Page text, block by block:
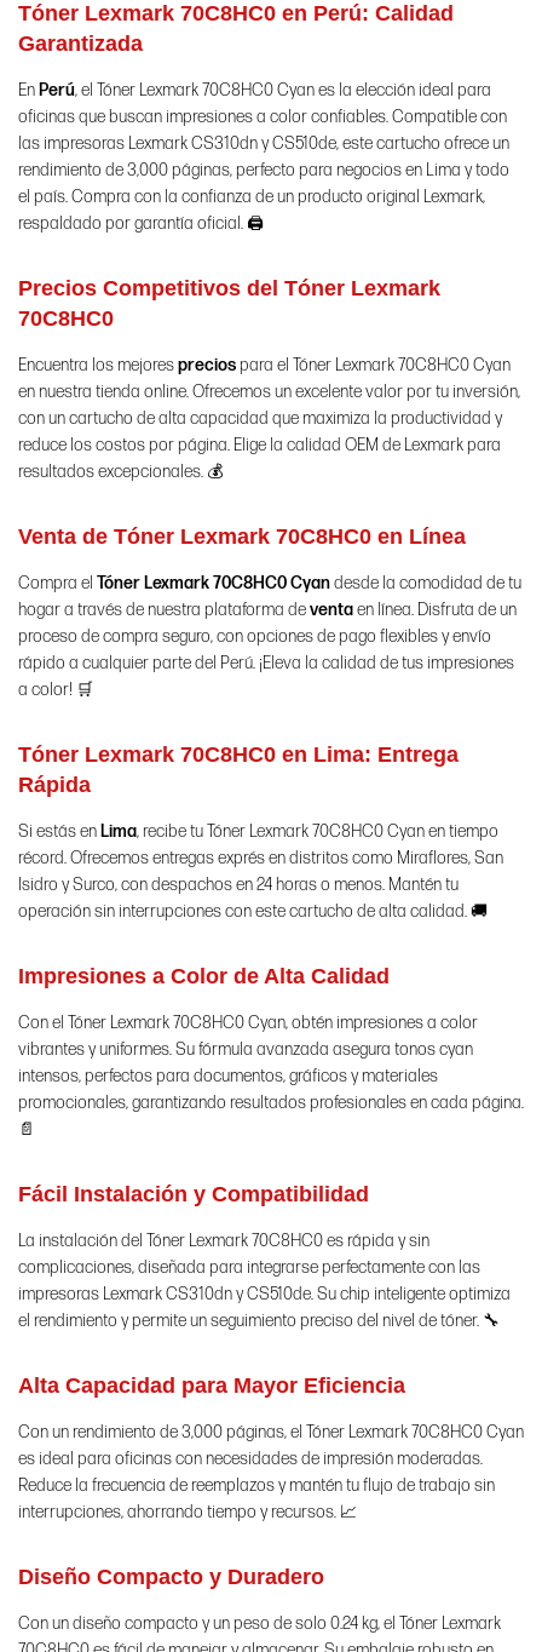
Tóner Lexmark 70C8HC0 en Perú: Calidad
Garantizada
En Perú, el Tóner Lexmark 70C8HC0 Cyan es la elección ideal para
oficinas que buscan impresiones a color confiables. Compatible con
las impresoras Lexmark CS310dn y CS510de, este cartucho ofrece un
rendimiento de 3,000 páginas, perfecto para negocios en Lima y todo
el país. Compra con la confianza de un producto original Lexmark,
respaldado por garantía oficial. 🖨️
Precios Competitivos del Tóner Lexmark
70C8HC0
Encuentra los mejoresprecios para el Tóner Lexmark 70C8HC0 Cyan
en nuestra tienda online. Ofrecemos un excelente valor por tu inversión,
con un cartucho de alta capacidad que maximiza la productividad y
reduce los costos por página. Elige la calidad OEM de Lexmark para
resultados excepcionales. 💰
Venta de Tóner Lexmark 70C8HC0 en Línea
Compra el Tóner Lexmark 70C8HC0 Cyandesde la comodidad de tu
hogar a través de nuestra plataforma deventaen línea. Disfruta de un
proceso de compra seguro, con opciones de pago flexibles y envío
rápido a cualquier parte del Perú. ¡Eleva la calidad de tus impresiones
a color! 🛒
Tóner Lexmark 70C8HC0 en Lima: Entrega
Rápida
Si estás en Lima, recibe tu Tóner Lexmark 70C8HC0 Cyan en tiempo
récord. Ofrecemos entregas exprés en distritos como Miraflores, San
Isidro y Surco, con despachos en 24 horas o menos. Mantén tu
operación sin interrupciones con este cartucho de alta calidad. 🚚
Impresiones a Color de Alta Calidad
Con el Tóner Lexmark 70C8HC0 Cyan, obtén impresiones a color
vibrantes y uniformes. Su fórmula avanzada asegura tonos cyan
intensos, perfectos para documentos, gráficos y materiales
promocionales, garantizando resultados profesionales en cada página.
📄
Fácil Instalación y Compatibilidad
La instalación del Tóner Lexmark 70C8HC0 es rápida y sin
complicaciones, diseñada para integrarse perfectamente con las
impresoras Lexmark CS310dn y CS510de. Su chip inteligente optimiza
el rendimiento y permite un seguimiento preciso del nivel de tóner. 🔧
Alta Capacidad para Mayor Eficiencia
Con un rendimiento de 3,000 páginas, el Tóner Lexmark 70C8HC0 Cyan
es ideal para oficinas con necesidades de impresión moderadas.
Reduce la frecuencia de reemplazos y mantén tu flujo de trabajo sin
interrupciones, ahorrando tiempo y recursos. 📈
Diseño Compacto y Duradero
Con un diseño compacto y un peso de solo 0.24 kg, el Tóner Lexmark